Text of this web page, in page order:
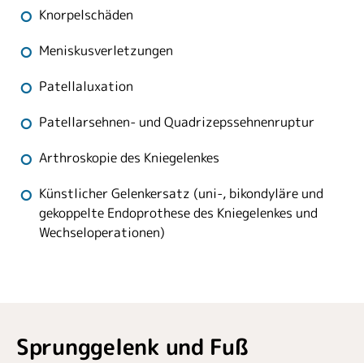
Knorpelschäden
Meniskusverletzungen
Patellaluxation
Patellarsehnen- und Quadrizepssehnenruptur
Arthroskopie des Kniegelenkes
Künstlicher Gelenkersatz (uni-, bikondyläre und
gekoppelte Endoprothese des Kniegelenkes und
Wechseloperationen)
Sprunggelenk und Fuß